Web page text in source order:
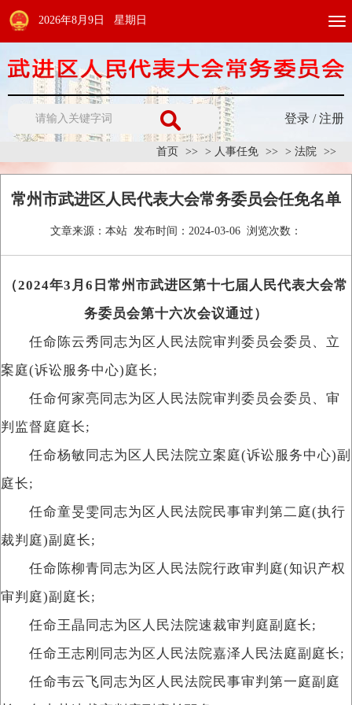
2026年8月9日 星期日
登录 /注册
首页 > 人事任免 > 法院
常州市武进区人民代表大会常务委员会任免名单
文章来源： 本站 发布时间： 2024-03-06 浏览次数：
（2024年3月6日常州市武进区第十七届人民代表大会常
务委员会第十六次会议通过）
任命陈云秀同志为区人民法院审判委员会委员、立
案庭(诉讼服务中心)庭长;
任命何家亮同志为区人民法院审判委员会委员、审
判监督庭庭长;
任命杨敏同志为区人民法院立案庭(诉讼服务中心)副
庭长;
任命童旻雯同志为区人民法院民事审判第二庭(执行
裁判庭)副庭长;
任命陈柳青同志为区人民法院行政审判庭(知识产权
审判庭)副庭长;
任命王晶同志为区人民法院速裁审判庭副庭长;
任命王志刚同志为区人民法院嘉泽人民法庭副庭长;
任命韦云飞同志为区人民法院民事审判第一庭副庭